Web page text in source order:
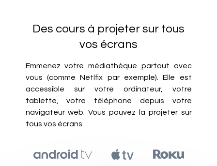
Des cours à projeter sur tous
vos écrans
Emmenez votre médiathèque partout avec
vous (comme Netlfix par exemple). Elle est
accessible sur votre ordinateur, votre
tablette, votre téléphone depuis votre
navigateur web. Vous pouvez la projeter sur
tous vos écrans.